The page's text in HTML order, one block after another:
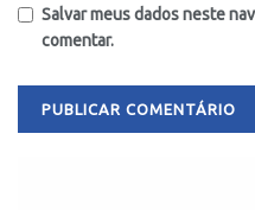
Salvar meus dados neste
comentar.